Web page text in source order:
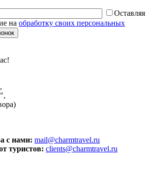
Оставляя
на обработку своих персональных
с нами: mail@charmtravel.ru
туристов: clients@charmtravel.ru